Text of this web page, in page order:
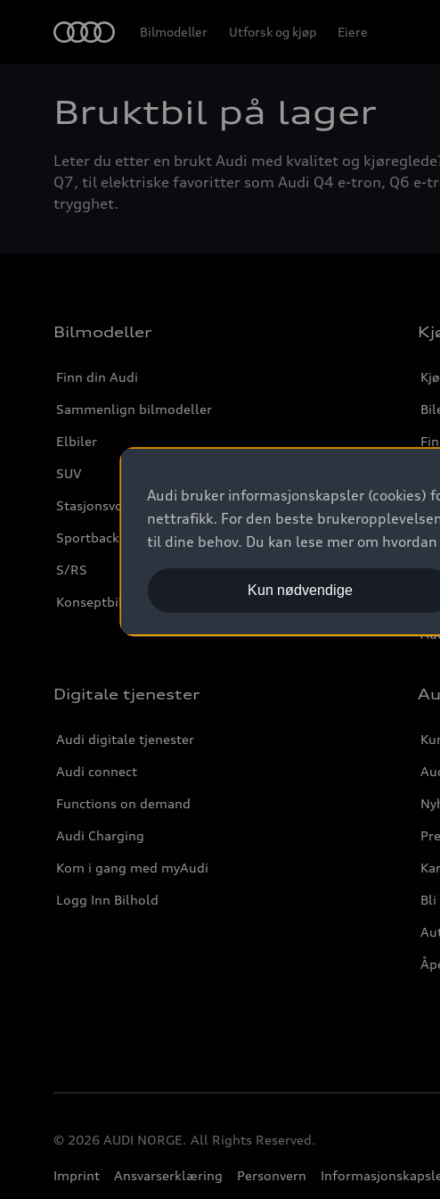
Bilmodeller Utforsk og kjøp Eiere
Bruktbil på lager
Leter du etter en brukt Audi med kvalitet og
Q7, til elektriske favoritter som Audi Q4 e-tron, Q6 e-
trygghet.
Bilmodeller
Finn din Audi
Sammenlign bilmodeller
Elbiler
SUV
Stasjonsvogn
Sportback
S/RS
Konseptbiler og prototyper
Digitale tjenester
Audi digitale tjenester
Audi connect
Functions on demand
Audi Charging
Kom i gang med myAudi
Logg Inn Bilhold Bli
© 2026 AUDI NORGE. All Rights Reserved.
Imprint Ansvarserklæring Personvern
Audi bruker informasjonskapsler
nettrafikk. For den beste
til dine behov. Du kan lese mer om
Kun nødvendige